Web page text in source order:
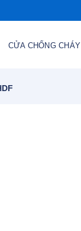
CỬA CHỐNG CHÁY